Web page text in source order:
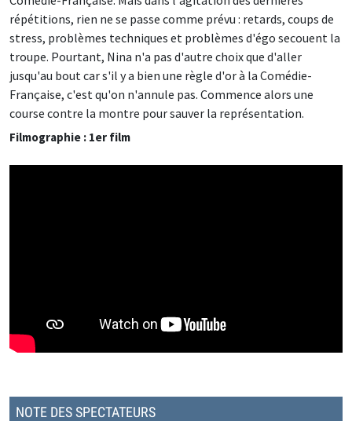
répétitions, rien ne se passe comme prévu : retards, coups de
stress, problèmes techniques et problèmes d'égo secouent la
troupe. Pourtant, Nina n'a pas d'autre choix que d'aller
jusqu'au bout car s'il y a bien une règle d'or à la Comédie-
Française, c'est qu'on n'annule pas. Commence alors une
course contre la montre pour sauver la représentation.
Filmographie : 1er film
NOTE DES SPECTATEURS